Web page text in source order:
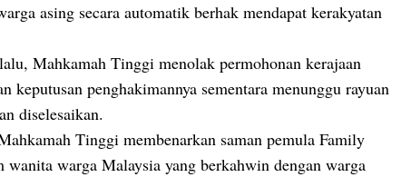
asing secara automatik berhak mendapat kerakyatan
Mahkamah Tinggi menolak permohonan kerajaan
keputusan penghakimannya sementara menunggu rayuan
diselesaikan.
Tinggi membenarkan saman pemula Family
wanita warga Malaysia yang berkahwin dengan warga